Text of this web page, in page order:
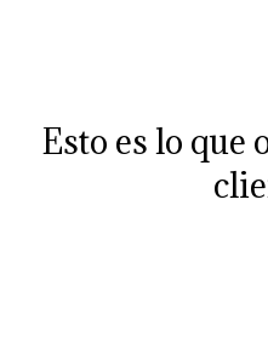
Esto es lo que